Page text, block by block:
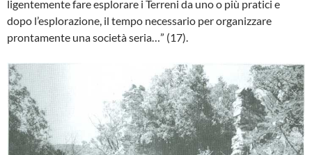
ligentemente fare esplorare i Terreni da uno o più pratici e
dopo l’esplorazione, il tempo ne­cessario per organizzare
prontamente una so­cietà seria…” (17).